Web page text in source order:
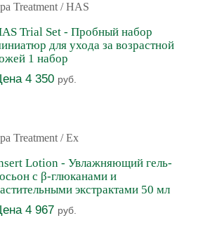
Treatment / HAS
Trial Set - Пробный набор
для ухода за возрастной
1 набор
4 350 руб.
Treatment / Ex
Lotion - Увлажняющий гель-
с β-глюканами и
экстрактами 50 мл
4 967 руб.